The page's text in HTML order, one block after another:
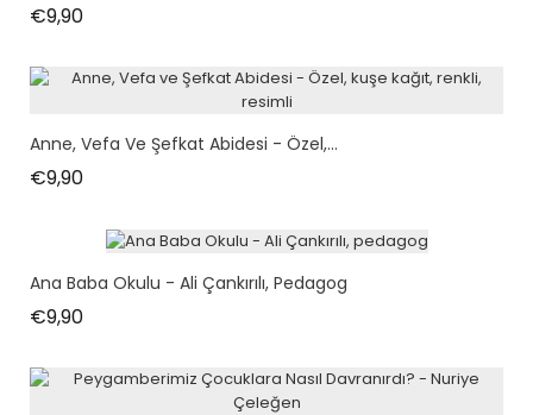
€9,90Fiyat
Anne, Vefa Ve Şefkat Abidesi - Özel,...
€9,90Fiyat
Ana Baba Okulu - Ali Çankırılı, Pedagog
€9,90Fiyat